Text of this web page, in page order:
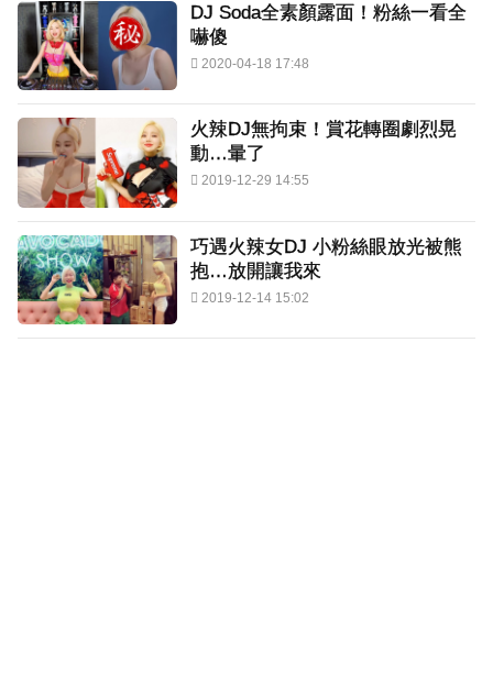
DJ Soda全素顏露面！粉絲一看全
嚇傻
2020-04-18 17:48
火辣DJ無拘束！賞花轉圈劇烈晃
動…暈了
2019-12-29 14:55
巧遇火辣女DJ 小粉絲眼放光被熊
抱…放開讓我來
2019-12-14 15:02